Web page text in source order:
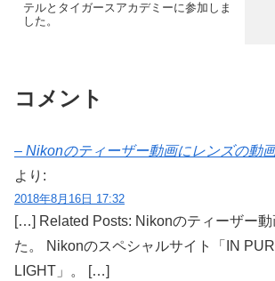
テルとタイガースアカデミーに参加しま
した。
コメント
– Nikonのティーザー動画にレンズの動
より:
2018年8月16日 17:32
[…] Related Posts: Nikonのティーザー動
た。 Nikonのスペシャルサイト「IN
LIGHT」。 […]